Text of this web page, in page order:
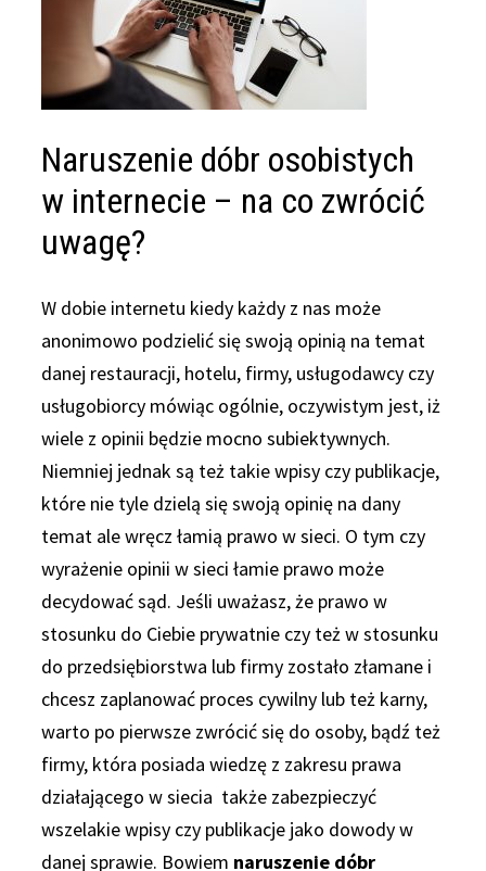
Naruszenie dóbr osobistych
w internecie – na co zwrócić
uwagę?
W dobie internetu kiedy każdy z nas może
anonimowo podzielić się swoją opinią na temat
danej restauracji, hotelu, firmy, usługodawcy czy
usługobiorcy mówiąc ogólnie, oczywistym jest, iż
wiele z opinii będzie mocno subiektywnych.
Niemniej jednak są też takie wpisy czy publikacje,
które nie tyle dzielą się swoją opinię na dany
temat ale wręcz łamią prawo w sieci. O tym czy
wyrażenie opinii w sieci łamie prawo może
decydować sąd. Jeśli uważasz, że prawo w
stosunku do Ciebie prywatnie czy też w stosunku
do przedsiębiorstwa lub firmy zostało złamane i
chcesz zaplanować proces cywilny lub też karny,
warto po pierwsze zwrócić się do osoby, bądź też
firmy, która posiada wiedzę z zakresu prawa
działającego w siecia także zabezpieczyć
wszelakie wpisy czy publikacje jako dowody w
danej sprawie. Bowiem naruszenie dóbr